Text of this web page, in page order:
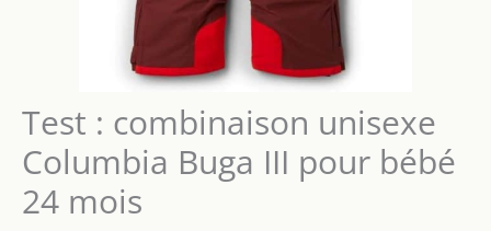
Test : combinaison unisexe
Columbia Buga III pour bébé
24 mois